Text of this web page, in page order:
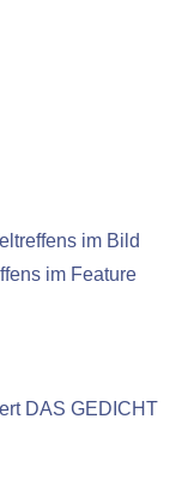
im Bild
im Feature
DAS GEDICHT